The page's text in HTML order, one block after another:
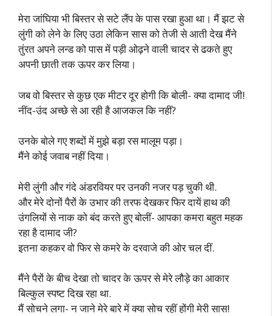
मेरा जांघिया भी बिस्तर से सटे लैंप के पास रखा हुआ था। मैं झट से
लुंगी को लेने के लिए उठा लेकिन सास को तेजी से आती देख मैंने
तुंरत अपने लन्ड को पास में पड़ी ओढ़ने वाली चादर से ढकते हुए
अपनी छाती तक ऊपर कर लिया।
जब वो बिस्तर से कुछ एक मीटर दूर होगी कि बोली- क्या दामाद जी!
नींद-उंद अच्छे से आ रही है आजकल कि नहीं?
उनके बोले गए शब्दों में मुझे बड़ा रस मालूम पड़ा।
मैंने कोई जवाब नहीं दिया।
मेरी लुंगी और गंदे अंडरवियर पर उनकी नजर पड़ चुकी थी.
और मेरे दोनों पैरों के उभार की तरफ देखकर फिर दायें हाथ की
उंगलियों से नाक को बंद करते हुए बोलीं- आपका कमरा बहुत महक
रहा है दामाद जी?
इतना कहकर वो फिर से कमरे के दरवाजे की ओर चल दीं.
मैंने पैरों के बीच देखा तो चादर के ऊपर से मेरे लौड़े का आकार
बिल्कुल स्पष्ट दिख रहा था.
मैं सोचने लगा- न जाने मेरे बारे में क्या सोच रहीं होंगी मेरी सास!